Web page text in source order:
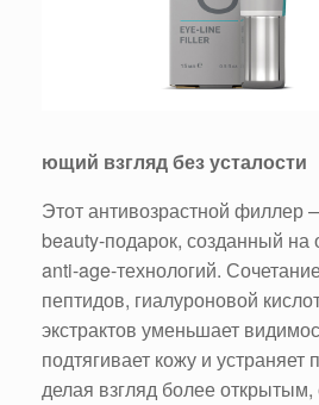
ющий взгляд без усталости
Этот антивозрастной филлер
beauty-подарок, созданный
anti-age-технологий.
пептидов, гиалуроновой
экстрактов уменьшает
подтягивает кожу и устраняет
делая взгляд более